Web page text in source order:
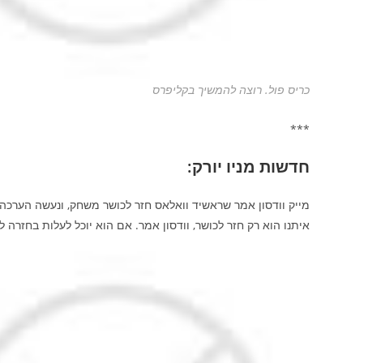
כריס פול. רוצה להמשיך בקליפרס
***
חדשות מניו יורק:
מייק וודסון אמר שראשיד וואלאס חזר לכושר משחק, ונעשה
איתנו הוא רק חזר לכושר, וודסון אמר. אם הוא יוכל לעלות